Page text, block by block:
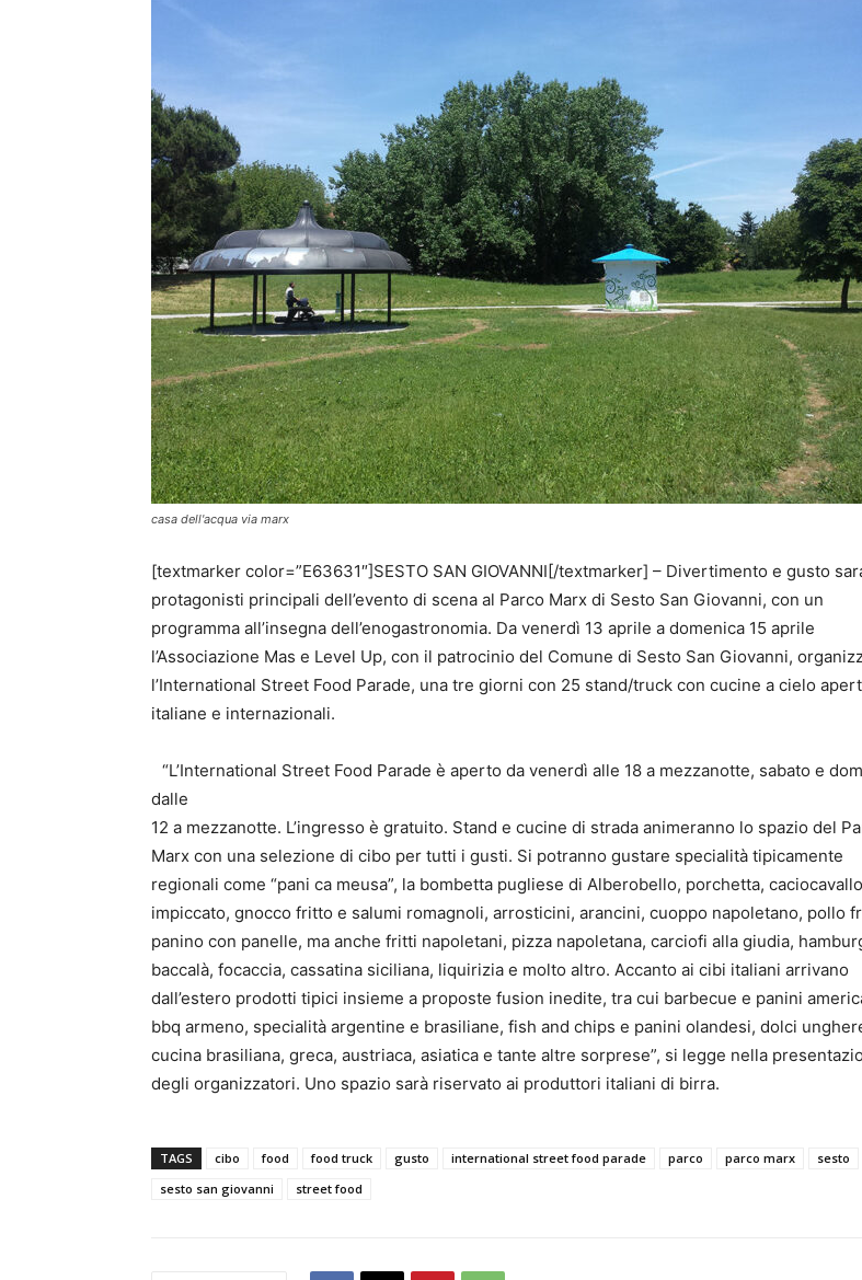
casa dell'acqua via marx
[textmarker color=”E63631″]SESTO SAN GIOVANNI[/textmarker] – Divertimento e gusto
protagonisti principali dell’evento di scena al Parco Marx di Sesto San Giovanni, con un
programma all’insegna dell’enogastronomia. Da venerdì 13 aprile a domenica 15 aprile
l’Associazione Mas e Level Up, con il patrocinio del Comune di Sesto San Giovanni,
l’International Street Food Parade, una tre giorni con 25 stand/truck con cucine a cielo
italiane e internazionali.
“L’International Street Food Parade è aperto da venerdì alle 18 a mezzanotte, sabato e
dalle
12 a mezzanotte. L’ingresso è gratuito. Stand e cucine di strada animeranno lo spazio del
Marx con una selezione di cibo per tutti i gusti. Si potranno gustare specialità tipicamente
regionali come “pani ca meusa”, la bombetta pugliese di Alberobello, porchetta, caciocavallo
impiccato, gnocco fritto e salumi romagnoli, arrosticini, arancini, cuoppo napoletano, pollo
panino con panelle, ma anche fritti napoletani, pizza napoletana, carciofi alla giudia,
baccalà, focaccia, cassatina siciliana, liquirizia e molto altro. Accanto ai cibi italiani arrivano
dall’estero prodotti tipici insieme a proposte fusion inedite, tra cui barbecue e panini
bbq armeno, specialità argentine e brasiliane, fish and chips e panini olandesi, dolci
cucina brasiliana, greca, austriaca, asiatica e tante altre sorprese”, si legge nella
degli organizzatori. Uno spazio sarà riservato ai produttori italiani di birra.
TAGS cibo food food truck gusto international street food parade parco parco marx
sesto
sesto san giovanni
street food